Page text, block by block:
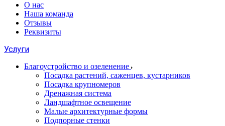
О нас
Наша команда
Отзывы
Реквизиты
Услуги
Благоустройство и озеленение
Посадка растений, саженцев, кустарников
Посадка крупномеров
Дренажная система
Ландшафтное освещение
Малые архитектурные формы
Подпорные стенки